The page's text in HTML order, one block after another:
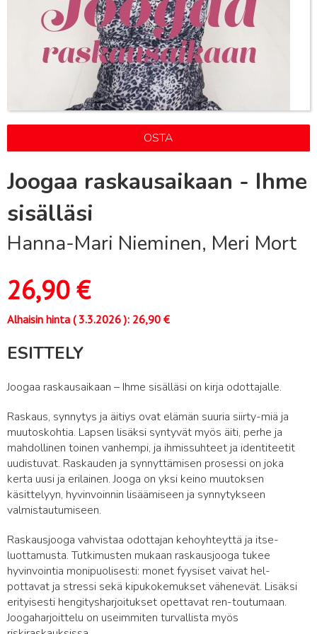
OSTA
Joogaa raskausaikaan - Ihme
sisälläsi
Hanna-Mari Nieminen, Meri Mort
26,90€
Alhaisin hinta (3.3.2026): 26,90 €
ESITTELY
Joogaa raskausaikaan – Ihme sisälläsi on kirja odottajalle.
Raskaus, synnytys ja äitiys ovat elämän suuria siirty-miä ja
muutoskohtia. Lapsen lisäksi syntyvät myös äiti, perhe ja
mahdollinen toinen vanhempi, ja ihmissuhteet ja identiteetit
uudistuvat. Raskauden ja synnyttämisen prosessi on joka
kerta uusi ja erilainen. Jooga on yksi keino muutoksen
käsittelyyn, hyvinvoinnin lisäämiseen ja synnytykseen
valmistautumiseen.
Raskausjooga vahvistaa odottajan kehoyhteyttä ja itse-
luottamusta. Tutkimusten mukaan raskausjooga tukee
hyvinvointia monipuolisesti: monet fyysiset vaivat hel-
pottavat ja stressi sekä kipukokemukset vähenevät. Lisäksi
erityisesti hengitysharjoitukset opettavat ren-toutumaan.
Joogaharjoittelu on useimmiten turvallista myös